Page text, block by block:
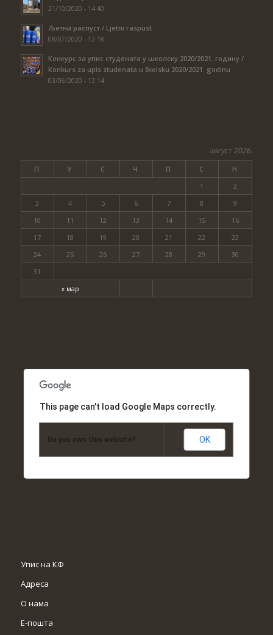
21/10/2020 - 14:40
Љетни распуст / Ljetni raspust
08/07/2020 - 12:18
Конкурс за упис студената у школску 2020/2021. годину /
Konkurs za upis studenata u školsku 2020/2021. godinu
03/06/2020 - 12:14
август 2026.
П У С Ч П С Н
« мар
1
2
3
4 5 6 7 8
9
10
11 12 13 14 15
16
17
18 19 20 21 22
23
24
25 26 27 28 29
30
31
This page can't load Google Maps correctly.
Do you own this website? OK
Упис на КФ
Адреса
О нама
Е-пошта